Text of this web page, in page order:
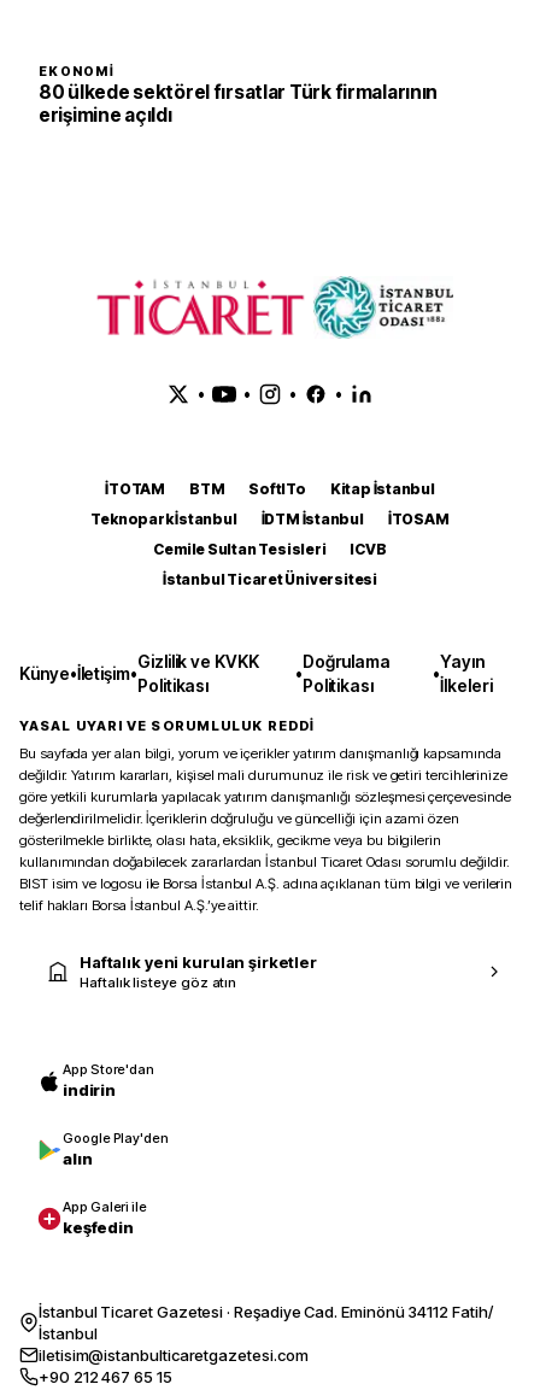
EKONOMI
80 ülkede sektörel fırsatlar Türk firmalarının
erişimine açıldı
• • • •
İTOTAM BTM SoftITo
Kitap İstanbul
Teknopark İstanbul
İDTM İstanbul
İTOSAM
Cemile Sultan Tesisleri
ICVB
İstanbul Ticaret Üniversitesi
Künye•İletişim•
Gizlilik ve KVKK
Politikası
•
Doğrulama
Politikası
•
Yayın
İlkeleri
YASAL UYARI VE SORUMLULUK REDDİ
Bu sayfada yer alan bilgi, yorum ve içerikler yatırım danışmanlığı kapsamında
değildir. Yatırım kararları, kişisel mali durumunuz ile risk ve getiri tercihlerinize
göre yetkili kurumlarla yapılacak yatırım danışmanlığı sözleşmesi çerçevesinde
değerlendirilmelidir. İçeriklerin doğruluğu ve güncelliği için azami özen
gösterilmekle birlikte, olası hata, eksiklik, gecikme veya bu bilgilerin
kullanımından doğabilecek zararlardan İstanbul Ticaret Odası sorumlu değildir.
BIST isim ve logosu ile Borsa İstanbul A.Ş. adına açıklanan tüm bilgi ve verilerin
telif hakları Borsa İstanbul A.Ş.’ye aittir.
Haftalık yeni kurulan şirketler
Haftalık listeye göz atın
App Store'dan
indirin
Google Play'den
alın
App Galeri ile
keşfedin
İstanbul Ticaret Gazetesi · Reşadiye Cad. Eminönü 34112 Fatih/
İstanbul
iletisim@istanbulticaretgazetesi.com
+90 212 467 65 15